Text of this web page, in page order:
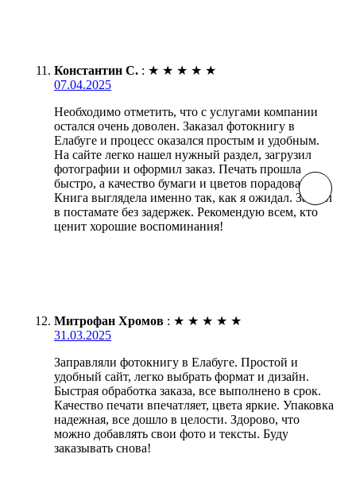
Константин С. : ★ ★ ★ ★ ★
07.04.2025
Необходимо отметить, что с услугами компании
остался очень доволен. Заказал фотокнигу в
Елабуге и процесс оказался простым и удобным.
На сайте легко нашел нужный раздел, загрузил
фотографии и оформил заказ. Печать прошла
быстро, а качество бумаги и цветов порадовали.
Книга выглядела именно так, как я ожидал. Забрал
в постамате без задержек. Рекомендую всем, кто
ценит хорошие воспоминания!
Митрофан Хромов : ★ ★ ★ ★ ★
31.03.2025
Заправляли фотокнигу в Елабуге. Простой и
удобный сайт, легко выбрать формат и дизайн.
Быстрая обработка заказа, все выполнено в срок.
Качество печати впечатляет, цвета яркие. Упаковка
надежная, все дошло в целости. Здорово, что
можно добавлять свои фото и тексты. Буду
заказывать снова!